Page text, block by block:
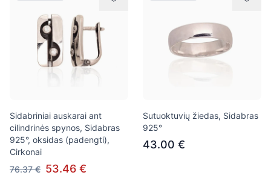
Sidabriniai auskarai ant
cilindrinės spynos, Sidabras
925°, oksidas (padengti),
Cirkonai
76.37 € 53.46 €
Sutuoktuvių žiedas, Sidabras
925°
43.00 €